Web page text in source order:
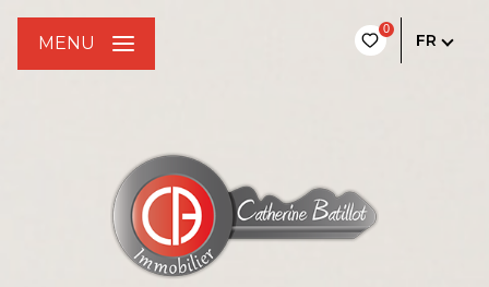
0
FR
MENU